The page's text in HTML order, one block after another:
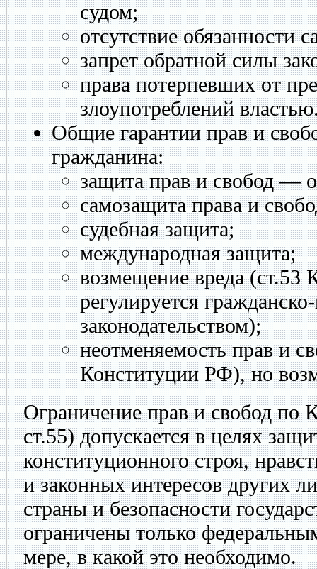
судом;
отсутствие обязанности
запрет обратной силы
права потерпевших от
злоупотреблений
Общие гарантии прав и
гражданина:
защита прав и свобод —
самозащита права и
судебная защита;
международная защита;
возмещение вреда (ст.53
регулируется
законодательством);
неотменяемость прав и
Конституции РФ), но
Ограничение прав и свобод по
ст.55) допускается в целях
конституционного строя,
и законных интересов других
страны и безопасности
ограничены только
мере, в какой это необходимо.